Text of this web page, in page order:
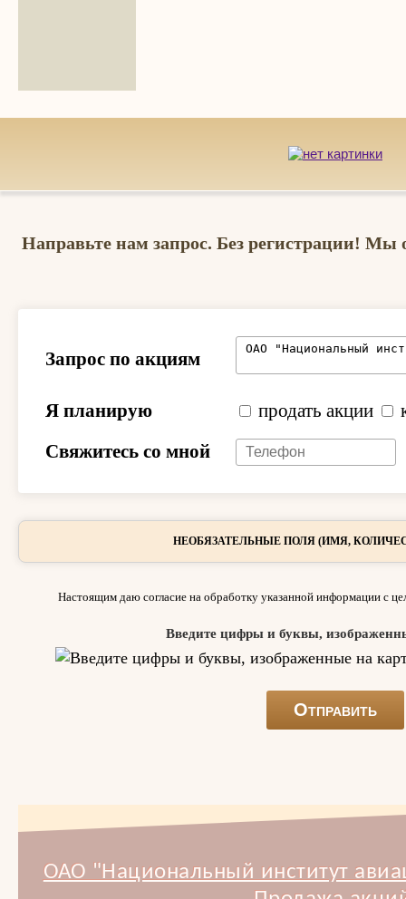
Направьте нам запрос. Без регистрации! Мы
Запрос по акциям
Я планирую продать акции
Свяжитесь со мной
НЕОБЯЗАТЕЛЬНЫЕ ПОЛЯ (ИМЯ,
Настоящим даю согласие на обработку указанной информации с
Введите цифры и буквы,
ОАО "Национальный институт